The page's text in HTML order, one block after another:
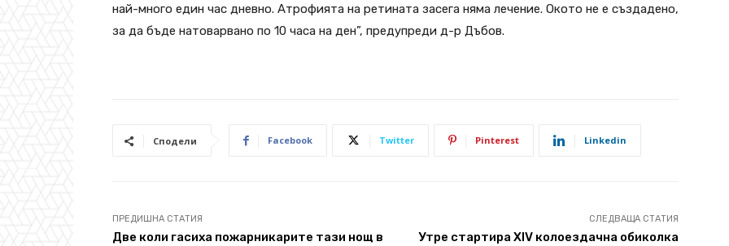
най-много един час дневно. Атрофията на ретината засега няма лечение. Окото не е създадено,
за да бъде натоварвано по 10 часа на ден”, предупреди д-р Дъбов.
Сподели Facebook Twitter Pinterest Linkedin
ПРЕДИШНА СТАТИЯ
Две коли гасиха пожарникарите тази нощ в
СЛЕДВАЩА СТАТИЯ
Утре стартира XIV колоездачна обиколка